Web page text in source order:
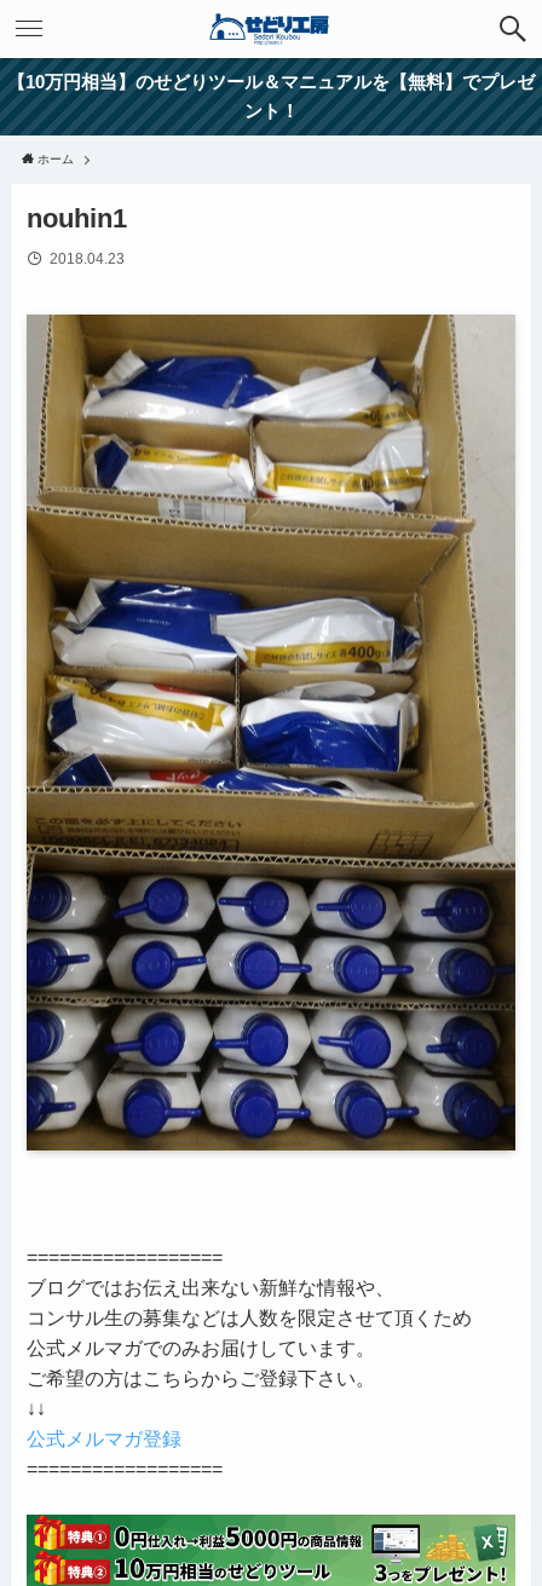
【10万円相当】のせどりツール＆マニュアルを【無料】でプレゼ
ント！
ホーム
nouhin1
2018.04.23
==================
ブログではお伝え出来ない新鮮な情報や、
コンサル生の募集などは人数を限定させて頂くため
公式メルマガでのみお届けしています。
ご希望の方はこちらからご登録下さい。
↓↓
公式メルマガ登録
==================